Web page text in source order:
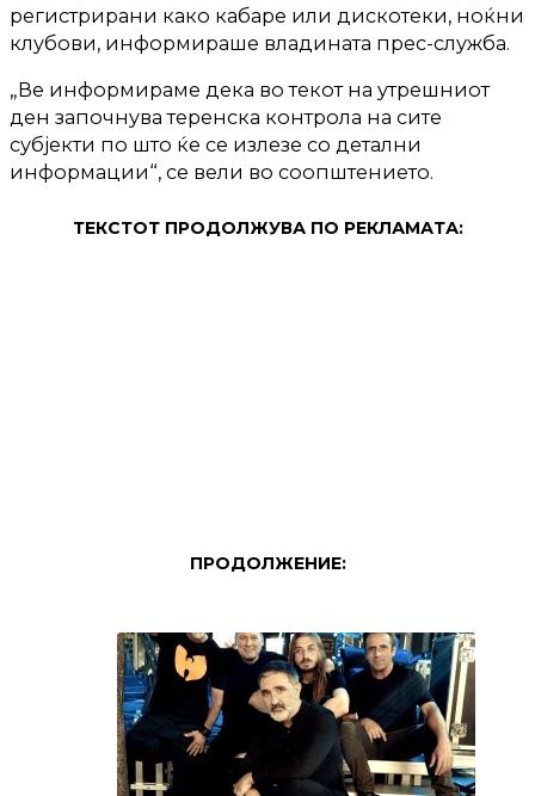
регистрирани како кабаре или дискотеки, ноќни
клубови, информираше владината прес-служба.
„Ве информираме дека во текот на утрешниот
ден започнува теренска контрола на сите
субјекти по што ќе се излезе со детални
информации“, се вели во соопштението.
ТЕКСТОТ ПРОДОЛЖУВА ПО РЕКЛАМАТА:
ПРОДОЛЖЕНИЕ: